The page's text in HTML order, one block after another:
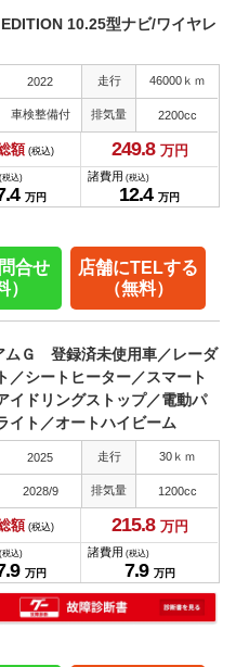
10.25型ナビ/ワイヤレ
2022 走行 46000ｋｍ
車検整備付 排気量 2200cc
額 (税込) 249.8 万円
(税込)
4 万円
諸費用 (税込)
12.4 万円
合せ
）
店舗にTELする
（無料）
ムＧ 登録済未使用車／レーダ
／シートヒーター／スマート
イドリングストップ／電動パ
イト／オートハイビーム
2025 走行 30ｋｍ
2028/9 排気量 1200cc
額 (税込) 215.8 万円
(税込)
9 万円
諸費用 (税込)
7.9 万円